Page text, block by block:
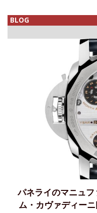
BLOG
パネライのマニュ
ム・カヴァディー